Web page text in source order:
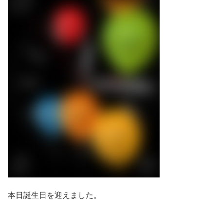
本日誕生日を迎えました。